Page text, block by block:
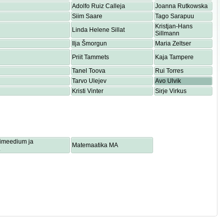
Adolfo Ruiz Calleja
Joanna Rutkowska
Siim Saare
Tago Sarapuu
Linda Helene Sillat
Kristjan-Hans
Sillmann
Ilja Šmorgun
Maria Zeltser
Priit Tammets
Kaja Tampere
Tanel Toova
Rui Torres
Tarvo Ulejev
Avo Ulvik
Kristi Vinter
Sirje Virkus
ja
Matemaatika MA